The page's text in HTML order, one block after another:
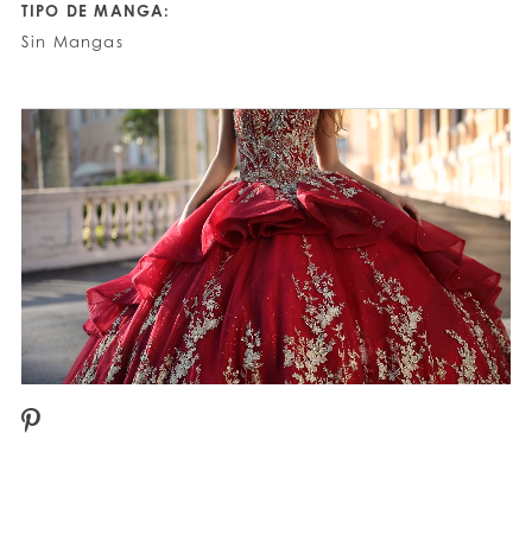
TIPO DE MANGA:
Sin Mangas
PAUSE AUTOPLAY
PREVIOUS SLIDE
NEXT SLIDE